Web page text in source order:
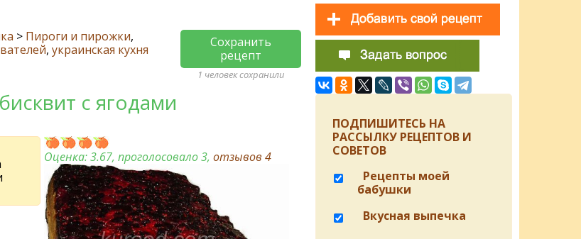
> Пироги и пирожки,
, украинская кухня
Сохранить
рецепт
1 человек сохранили
с ягодами
Оценка:3.67, проголосовало 3,отзывов4
ПОДПИШИТЕСЬ НА
РАССЫЛКУ РЕЦЕПТОВ И
СОВЕТОВ
Рецепты моей
бабушки
Вкусная выпечка